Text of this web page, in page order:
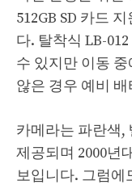
512GB SD 카드
다. 탈착식 LB-
수 있지만 이동
않은 경우 예비
카메라는 파란색,
제공되며 2000년
보입니다. 그럼에